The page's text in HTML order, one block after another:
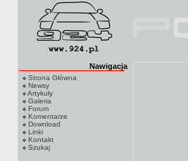
Nawigacja
Strona Główna
Newsy
Artykuły
Galeria
Forum
Komentarze
Download
Linki
Kontakt
Szukaj